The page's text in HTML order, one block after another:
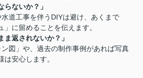
らないか？」
道工事を伴うDIYは避け、あくまで
」に留めることを伝えます。
ま返されないか？」
ン図」や、過去の制作事例があれば写真
安心します。